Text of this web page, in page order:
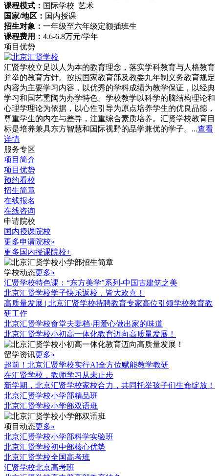
课程模式： 国际学校 艺术
国家/地区： 国内授课
招生对象： 一年级至六年级定额插班生
课程费用： 4.6-6.8万元/学年
项目优势
汇贤学校立足以人为本的教育理念，落实学科教育与人格教育
并举的教育方针。按照国家教育部及教委九年制义务教育规定
内容为主要学习内容，以优秀的学科成绩为教学保证，以经典
学习和国艺熏陶为办学特色。学校教学以科学的脑结构理论和
心理学理论为依据，以心性引导为原点培养学生的优良品德，
尊重学生的内在与差异，注重综合素质培养。汇贤学校教育目
标是培养兼具东方智慧和国际视野的品学兼优的学子。...查看
详情
服务专区
项目简介
项目优势
预约看校
招生简章
在线报名
在线咨询
申请院校
国内授课院校
更多申请院校»
更多国内授课院校+
学校动态更多»
汇贤学校特色课：“东方美学”系列-中国古建筑之美
北京汇贤学校学子快乐返校，皆大欢喜！
高质量发展 | 北京汇贤学校特聘教育专家高位引领学校教育教
研工作
北京汇贤学校食堂夫妻档·用爱心做出家的味道
北京汇贤学校小初高一体化教育迈向高质量发展！
留学资讯更多»
超前！北京汇贤学校实行AI全方位赋能教学教研
在汇贤学校，教师学习从未止步
新学期，北京汇贤学校家校合力，共同托举孩子们生命绽放！
北京汇贤学校小学部精品班
北京汇贤学校小学部双语班
项目动态更多»
北京汇贤学校小学部科学实验班
北京汇贤学校初中部核心优势
北京汇贤学校全国高考班
汇贤学校北京高考班